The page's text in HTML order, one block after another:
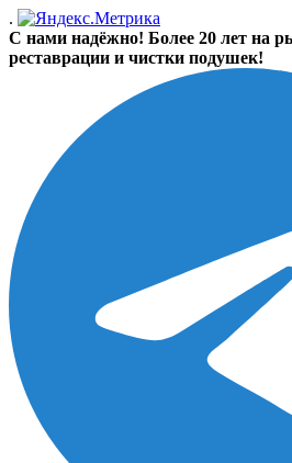
.
С нами надёжно! Более 20 лет на
реставрации и чистки подушек!